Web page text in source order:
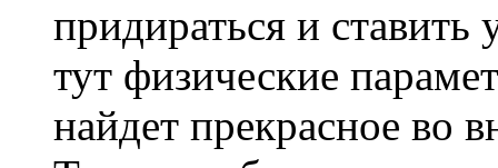
придираться и
тут физические
найдет прекрасное